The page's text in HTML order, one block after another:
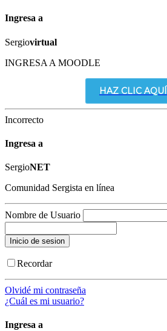
Ingresa a
Sergiovirtual
INGRESA A MOODLE
HAZ CLIC AQUÍ
Incorrecto
Ingresa a
SergioNET
Comunidad Sergista en línea
Nombre de Usuario
Recordar
Olvidé mi contraseña
¿Cuál es mi usuario?
Ingresa a